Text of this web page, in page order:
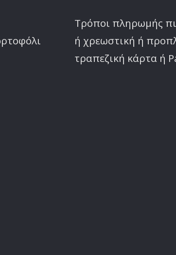
Τρόποι πληρωμής
ή χρεωστική ή
τραπεζική κάρτα ή